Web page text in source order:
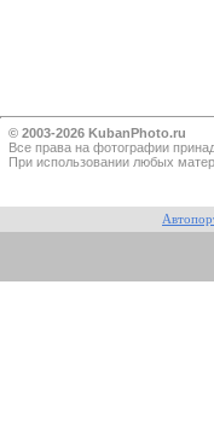
© 2003-2026 KubanPhoto.ru
Все прaва на фотографии
При использовании любых